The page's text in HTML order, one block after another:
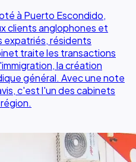
à Puerto Escondido,
clients anglophones et
expatriés, résidents
traite les transactions
la création
général. Avec une note
c'est l'un des cabinets